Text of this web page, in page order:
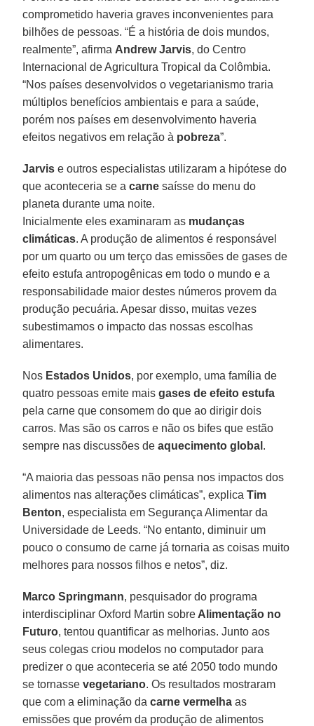
comprometido haveria graves inconvenientes para
bilhões de pessoas. “É a história de dois mundos,
realmente”, afirma Andrew Jarvis, do Centro
Internacional de Agricultura Tropical da Colômbia.
“Nos países desenvolvidos o vegetarianismo traria
múltiplos benefícios ambientais e para a saúde,
porém nos países em desenvolvimento haveria
efeitos negativos em relação à pobreza”.
Jarvis e outros especialistas utilizaram a hipótese do
que aconteceria se acarne saísse do menu do
planeta durante uma noite.
Inicialmente eles examinaram as mudanças
climáticas. A produção de alimentos é responsável
por um quarto ou um terço das emissões de gases de
efeito estufa antropogênicas em todo o mundo e a
responsabilidade maior destes números provem da
produção pecuária. Apesar disso, muitas vezes
subestimamos o impacto das nossas escolhas
alimentares.
Nos Estados Unidos, por exemplo, uma família de
quatro pessoas emite maisgases de efeito estufa
pela carne que consomem do que ao dirigir dois
carros. Mas são os carros e não os bifes que estão
sempre nas discussões deaquecimento global .
“A maioria das pessoas não pensa nos impactos dos
alimentos nas alterações climáticas”, explicaTim
Benton, especialista em Segurança Alimentar da
Universidade de Leeds. “No entanto, diminuir um
pouco o consumo de carne já tornaria as coisas muito
melhores para nossos filhos e netos”, diz.
Marco Springmann, pesquisador do programa
interdisciplinar Oxford Martin sobre Alimentação no
Futuro, tentou quantificar as melhorias. Junto aos
seus colegas criou modelos no computador para
predizer o que aconteceria se até 2050 todo mundo
se tornassevegetariano. Os resultados mostraram
que com a eliminação dacarne vermelha as
emissões que provém da produção de alimentos